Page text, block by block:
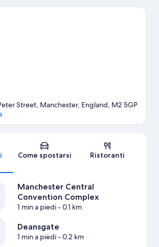
Hall e National Football
Mappa
Street, Manchester, England, M2 5GP
Come spostarsi Ristoranti
Manchester Central
Convention Complex
1 min a piedi- 0.1 km
Deansgate
1 min a piedi- 0.2 km